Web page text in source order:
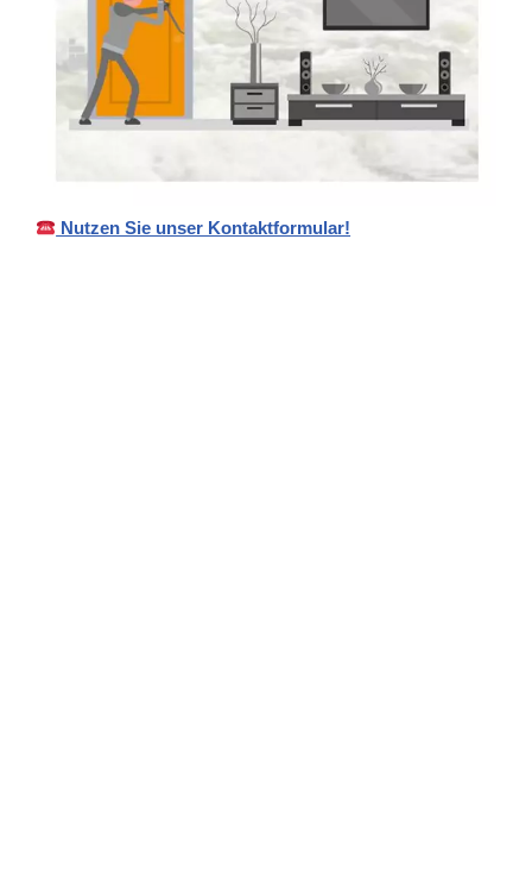
Nutzen Sie unser Kontaktformular!